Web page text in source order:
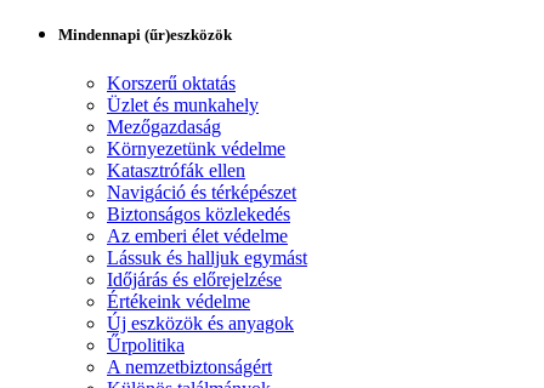
Mindennapi (űr)eszközök
Korszerű oktatás
Üzlet és munkahely
Mezőgazdaság
Környezetünk védelme
Katasztrófák ellen
Navigáció és térképészet
Biztonságos közlekedés
Az emberi élet védelme
Lássuk és halljuk egymást
Időjárás és előrejelzése
Értékeink védelme
Új eszközök és anyagok
Űrpolitika
A nemzetbiztonságért